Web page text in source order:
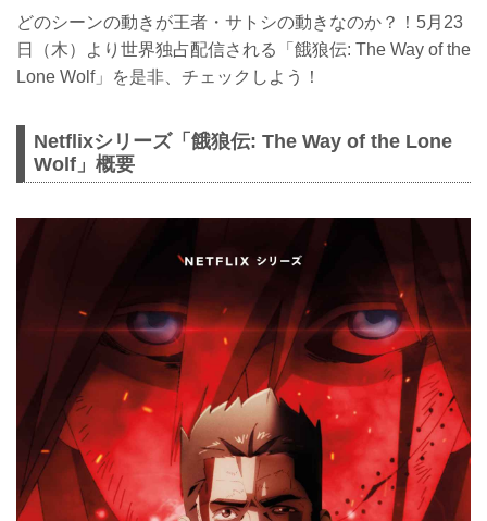
どのシーンの動きが王者・サトシの動きなのか？！5月23
日（木）より世界独占配信される「餓狼伝: The Way of the
Lone Wolf」を是非、チェックしよう！
Netflixシリーズ「餓狼伝: The Way of the Lone
Wolf」概要